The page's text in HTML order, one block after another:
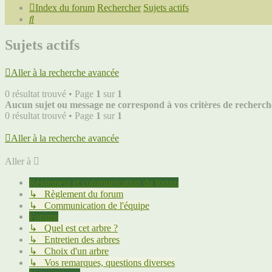
Index du forum Rechercher Sujets actifs
Rechercher
Sujets actifs
Aller à la recherche avancée
0 résultat trouvé • Page 1 sur 1
Aucun sujet ou message ne correspond à vos critères de
0 résultat trouvé • Page 1 sur 1
Aller à la recherche avancée
Aller à
Règlement et communication du forum
↳ Règlement du forum
↳ Communication de l'équipe
Forums
↳ Quel est cet arbre ?
↳ Entretien des arbres
↳ Choix d'un arbre
↳ Vos remarques, questions diverses